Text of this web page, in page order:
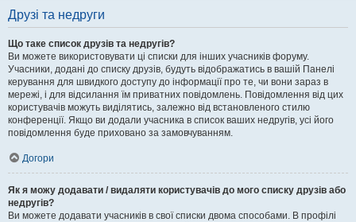
Друзі та недруги
Що таке список друзів та недругів?
Ви можете використовувати ці списки для інших учасників форуму.
Учасники, додані до списку друзів, будуть відображатись в вашій Панелі
керування для швидкого доступу до інформації про те, чи вони зараз в
мережі, і для відсилання їм приватних повідомлень. Повідомлення від цих
користувачів можуть виділятись, залежно від встановленого стилю
конференції. Якщо ви додали учасника в список ваших недругів, усі його
повідомлення буде приховано за замовчуванням.
Догори
Як я можу додавати / видаляти користувачів до мого списку друзів або
недругів?
Ви можете додавати учасників в свої списки двома способами. В профілі